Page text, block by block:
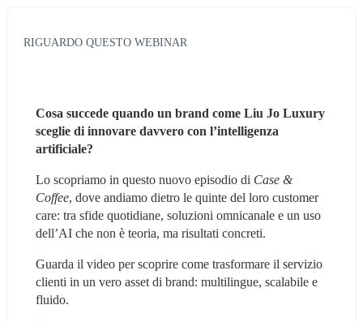
RIGUARDO QUESTO WEBINAR
Cosa succede quando un brand come Liu Jo Luxury
sceglie di innovare davvero con l’intelligenza
artificiale?
Lo scopriamo in questo nuovo episodio di Case &
Coffee, dove andiamo dietro le quinte del loro customer
care: tra sfide quotidiane, soluzioni omnicanale e un uso
dell’AI che non è teoria, ma risultati concreti.
Guarda il video per scoprire come trasformare il servizio
clienti in un vero asset di brand: multilingue, scalabile e
fluido.